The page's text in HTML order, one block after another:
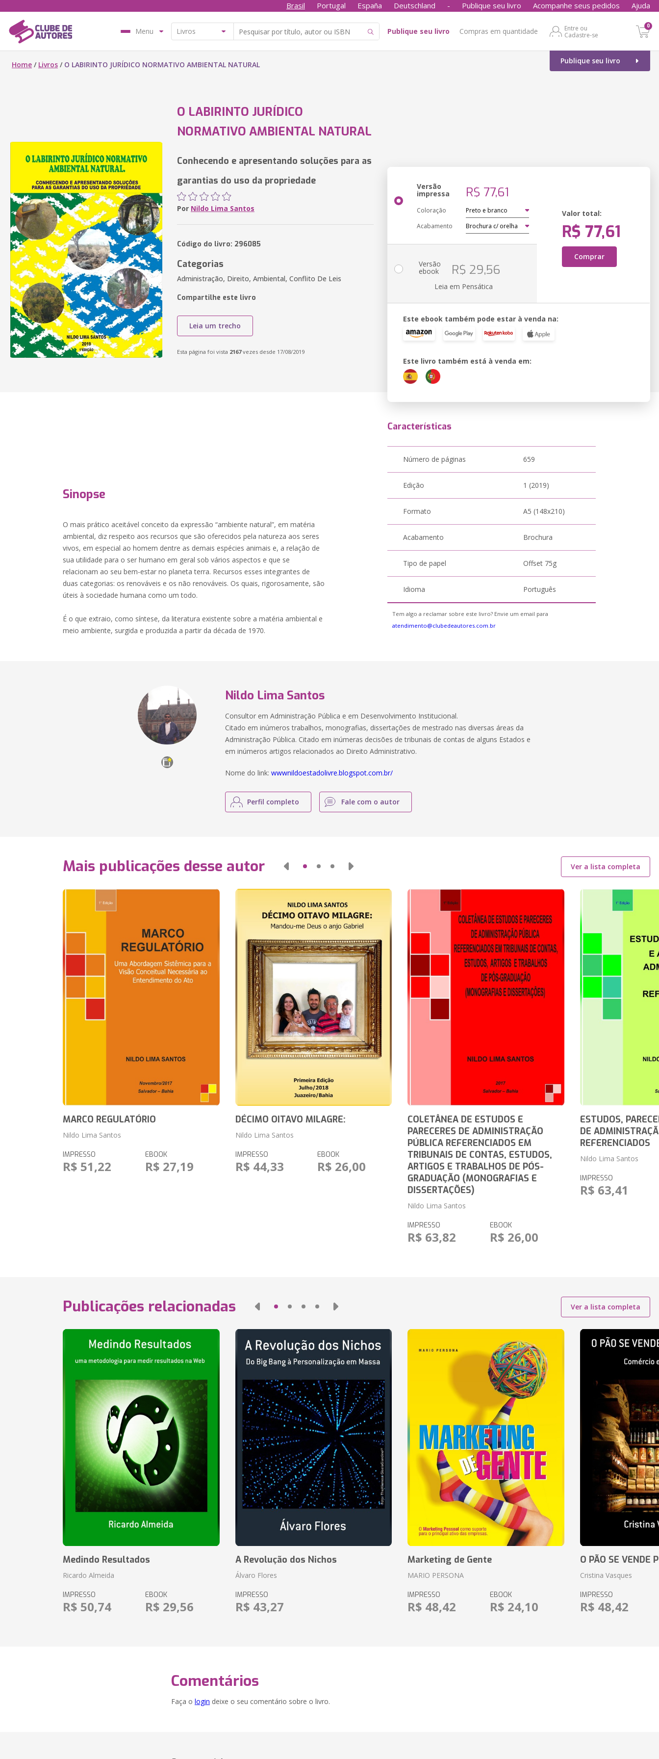
Brasil Portugal España Deutschland - Publique seu livro Acompanhe seus pedidos Ajuda
Menu Publique seu livro Compras em quantidade
Entre ou
Cadastre-se
0
Publique seu livro
Home / Livros / O LABIRINTO JURÍDICO NORMATIVO AMBIENTAL NATURAL
O LABIRINTO JURÍDICO
NORMATIVO AMBIENTAL NATURAL
Conhecendo e apresentando soluções para as
garantias do uso da propriedade
Por Nildo Lima Santos
Código do livro: 296085
Categorias
Administração, Direito, Ambiental, Conflito De Leis
Compartilhe este livro
Leia um trecho
Esta página foi vista 2167vezes desde 17/08/2019
Versão
impressa R$ 77,61
Coloração
Acabamento
Valor total:
R$ 77,61
Comprar
Versão
ebook R$ 29,56
Leia em Pensática
Este ebook também pode estar à venda na:
Este livro também está à venda em:
Sinopse
O mais prático aceitável conceito da expressão “ambiente natural”, em matéria
ambiental, diz respeito aos recursos que são oferecidos pela natureza aos seres
vivos, em especial ao homem dentre as demais espécies animais e, a relação de
sua utilidade para o ser humano em geral sob vários aspectos e que se
relacionam ao seu bem-estar no planeta terra. Recursos esses integrantes de
duas categorias: os renováveis e os não renováveis. Os quais, rigorosamente, são
úteis à sociedade humana como um todo.
É o que extraio, como síntese, da literatura existente sobre a matéria ambiental e
meio ambiente, surgida e produzida a partir da década de 1970.
Características
Número de páginas 659
Edição 1 (2019)
Formato A5 (148x210)
Acabamento Brochura
Tipo de papel Offset 75g
Idioma Português
Tem algo a reclamar sobre este livro? Envie um email para
atendimento@clubedeautores.com.br
Nildo Lima Santos
Consultor em Administração Pública e em Desenvolvimento Institucional.
Citado em inúmeros trabalhos, monografias, dissertações de mestrado nas diversas áreas da
Administração Pública. Citado em inúmeras decisões de tribunais de contas de alguns Estados e
em inúmeros artigos relacionados ao Direito Administrativo.
Nome do link:wwwnildoestadolivre.blogspot.com.br/
Perfil completo Fale com o autor
Mais publicações desse autor Ver a lista completa
MARCO REGULATÓRIO
Nildo Lima Santos
IMPRESSO
R$ 51,22
EBOOK
R$ 27,19
DÉCIMO OITAVO MILAGRE:
Nildo Lima Santos
IMPRESSO
R$ 44,33
EBOOK
R$ 26,00
COLETÂNEA DE ESTUDOS E
PARECERES DE ADMINISTRAÇÃO
PÚBLICA REFERENCIADOS EM
TRIBUNAIS DE CONTAS, ESTUDOS,
ARTIGOS E TRABALHOS DE PÓS-
GRADUAÇÃO (MONOGRAFIAS E
DISSERTAÇÕES)
Nildo Lima Santos
IMPRESSO
R$ 63,82
EBOOK
R$ 26,00
ESTUDOS,
DE
REFERENCIADOS
Nildo Lima Santos
IMPRESSO
R$ 63,41
Publicações relacionadas Ver a lista completa
Medindo Resultados
Ricardo Almeida
IMPRESSO
R$ 50,74
EBOOK
R$ 29,56
A Revolução dos Nichos
Álvaro Flores
IMPRESSO
R$ 43,27
Marketing de Gente
MARIO PERSONA
IMPRESSO
R$ 48,42
EBOOK
R$ 24,10
O PÃO SE VENDE
Cristina Vasques
IMPRESSO
R$ 48,42
Comentários
Faça o login deixe o seu comentário sobre o livro.